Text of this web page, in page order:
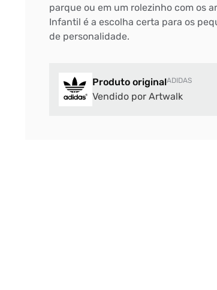
parque ou em um rolezinho com os
Infantil é a escolha certa para os
de personalidade.
Produto originalADIDAS
Vendido por Artwalk